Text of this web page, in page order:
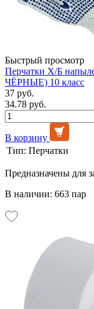
Быстрый просмотр
Перчатки Х/Б
ЧЁРНЫЕ) 10 класс
37 руб.
34.78 руб.
В корзину
Тип: Перчатки
Предназначены для
В наличии: 663 пар